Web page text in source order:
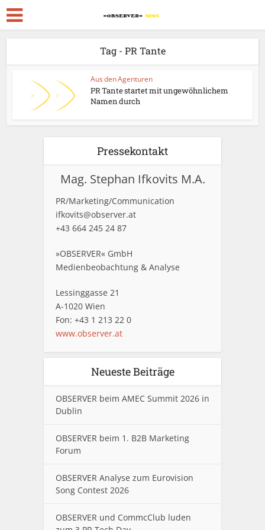
Tag - PR Tante
Aus den Agenturen
PR Tante startet mit ungewöhnlichem
Namen durch
Pressekontakt
Mag. Stephan Ifkovits M.A.
PR/Marketing/Communication
ifkovits@observer.at
+43 664 245 24 87
»OBSERVER« GmbH
Medienbeobachtung & Analyse
Lessinggasse 21
A-1020 Wien
Fon: +43 1 213 22 0
www.observer.at
Neueste Beiträge
OBSERVER beim AMEC Summit 2026 in
Dublin
OBSERVER beim 1. B2B Marketing
Forum
OBSERVER Analyse zum Eurovision
Song Contest 2026
OBSERVER und CommcClub luden